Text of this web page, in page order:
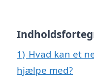
1) Hvad kan et
hjælpe med?